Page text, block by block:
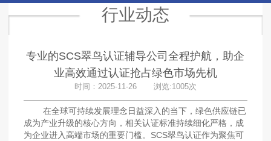
行业动态
专业的SCS翠鸟认证辅导公司全程护航，助企
业高效通过认证抢占绿色市场先机
时间：2025-11-26 浏览:1005次
在全球可持续发展理念日益深入的当下，绿色供应链已
成为产业升级的核心方向，相关认证标准持续细化严格，成
为企业进入高端市场的重要门槛。SCS翠鸟认证作为聚焦可